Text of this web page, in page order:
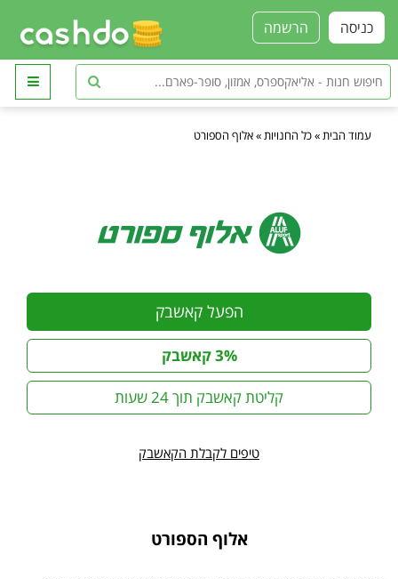
הרשמה כניסה
עמוד הבית »כל החנויות »אלוף הספורט
הפעל קאשבק
3% קאשבק
קליטת קאשבק תוך 24 שעות
טיפים לקבלת הקאשבק
אלוף הספורט